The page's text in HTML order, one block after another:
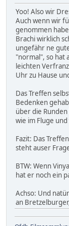
Yoo! Also wir
Auch wenn wir
genommen
Brachi wirklich
ungefähr ne
"normal", so hat
leichten
Uhr zu Hause
Das Treffen
Bedenken
über die
wie im Fluge
Fazit: Das
steht auser
BTW: Wenn
hat er noch ein
Achso: Und
an